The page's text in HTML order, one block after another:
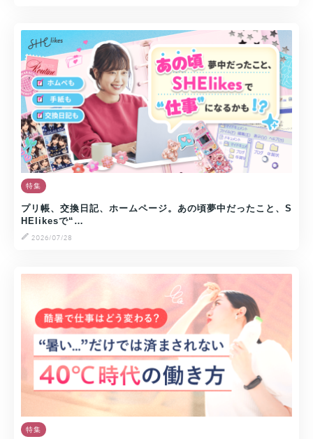
特集
プリ帳、交換日記、ホームページ。あの頃夢中だったこと、S
HElikesで“…
2026/07/28
特集